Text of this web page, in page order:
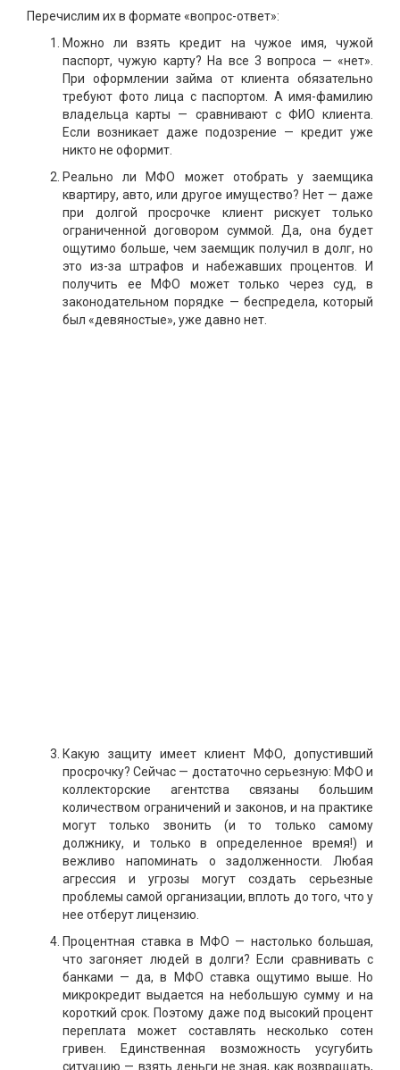
Перечислим их в формате «вопрос-ответ»:
Можно ли взять кредит на чужое имя, чужой
паспорт, чужую карту? На все 3 вопроса — «нет».
При оформлении займа от клиента обязательно
требуют фото лица с паспортом. А имя-фамилию
владельца карты — сравнивают с ФИО клиента.
Если возникает даже подозрение — кредит уже
никто не оформит.
Реально ли МФО может отобрать у заемщика
квартиру, авто, или другое имущество? Нет — даже
при долгой просрочке клиент рискует только
ограниченной договором суммой. Да, она будет
ощутимо больше, чем заемщик получил в долг, но
это из-за штрафов и набежавших процентов. И
получить ее МФО может только через суд, в
законодательном порядке — беспредела, который
был «девяностые», уже давно нет.
Какую защиту имеет клиент МФО, допустивший
просрочку? Сейчас — достаточно серьезную: МФО и
коллекторские агентства связаны большим
количеством ограничений и законов, и на практике
могут только звонить (и то только самому
должнику, и только в определенное время!) и
вежливо напоминать о задолженности. Любая
агрессия и угрозы могут создать серьезные
проблемы самой организации, вплоть до того, что у
нее отберут лицензию.
Процентная ставка в МФО — настолько большая,
что загоняет людей в долги? Если сравнивать с
банками — да, в МФО ставка ощутимо выше. Но
микрокредит выдается на небольшую сумму и на
короткий срок. Поэтому даже под высокий процент
переплата может составлять несколько сотен
гривен. Единственная возможность усугубить
ситуацию — взять деньги не зная, как возвращать,